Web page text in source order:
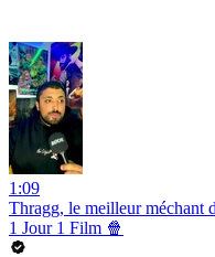
1:09
Thragg, le meilleur méchant
1 Jour 1 Film 🍿